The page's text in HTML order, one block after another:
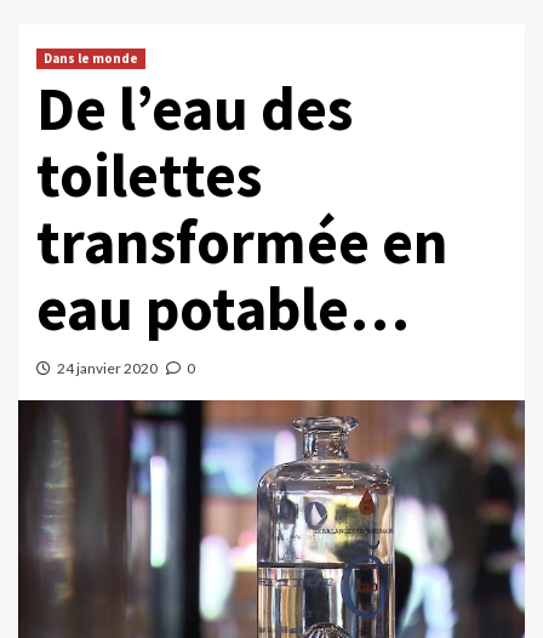
Dans le monde
De l’eau des
toilettes
transformée en
eau potable…
24 janvier 2020 0